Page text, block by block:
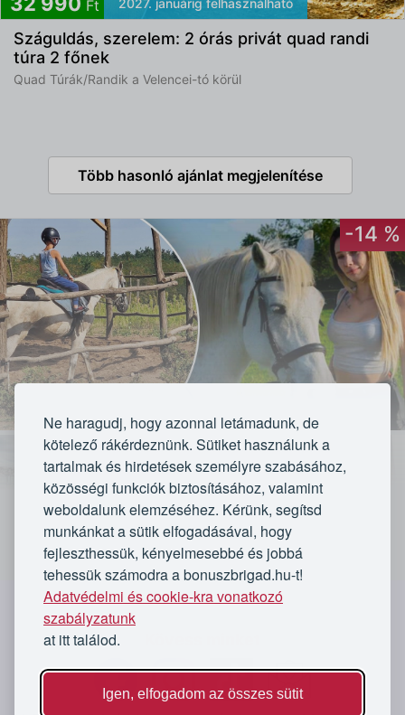
Ne haragudj, hogy azonnal letámadunk, de
kötelező rákérdeznünk. Sütiket használunk a
tartalmak és hirdetések személyre szabásához,
közösségi funkciók biztosításához, valamint
weboldalunk elemzéséhez. Kérünk, segítsd
munkánkat a sütik elfogadásával, hogy
fejleszthessük, kényelmesebbé és jobbá
tehessük számodra a bonuszbrigad.hu-t!
Adatvédelmi és cookie-kra vonatkozó
szabályzatunk
at itt találod.
Igen, elfogadom az összes sütit
Ft 2027. januárig felhasználható
Száguldás, szerelem: 2 órás privát quad randi
túra 2 főnek
Quad Túrák/Randik a Velencei-tó körül
Több hasonló ajánlat megjelenítése
-14 %
VÁLASSZ CSOMAGOT:
Pályalovaglás 30 percben 1 főnek
`